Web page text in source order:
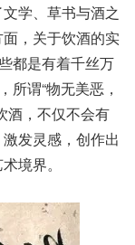
学、草书与酒之
，关于饮酒的实
都是有着千丝万
所谓“物无美恶，
酒，不仅不会有
发灵感，创作出
境界。